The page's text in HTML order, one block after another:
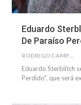
Eduardo
De Paraíso
RODRIGO CAMPOS
Eduardo Sterblitch
Perdido", que será